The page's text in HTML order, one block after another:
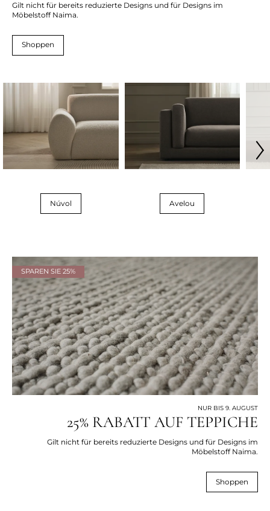
Gilt nicht für bereits reduzierte Designs und für Designs im
Möbelstoff Naima.
Shoppen
Núvol Avelou
SPAREN SIE 25%
NUR BIS 9. AUGUST
25% RABATT AUF TEPPICHE
Gilt nicht für bereits reduzierte Designs und für Designs im
Möbelstoff Naima.
Shoppen